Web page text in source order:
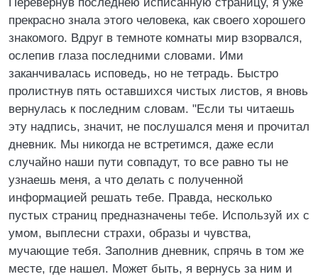
прекрасно знала этого человека, как своего хорошего
знакомого. Вдруг в темноте комнаты мир взорвался,
ослепив глаза последними словами. Ими
заканчивалась исповедь, но не тетрадь. Быстро
пролистнув пять оставшихся чистых листов, я вновь
вернулась к последним словам. "Если ты читаешь
эту надпись, значит, не послушался меня и прочитал
дневник. Мы никогда не встретимся, даже если
случайно наши пути совпадут, то все равно ты не
узнаешь меня, а что делать с полученной
информацией решать тебе. Правда, несколько
пустых страниц предназначены тебе. Используй их с
умом, выплесни страхи, образы и чувства,
мучающие тебя. Заполнив дневник, спрячь в том же
месте, где нашел. Может быть, я вернусь за ним и